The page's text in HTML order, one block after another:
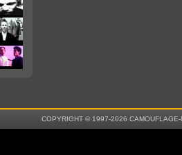
COPYRIGHT © 1997-2026 CAMOUFLAGE-